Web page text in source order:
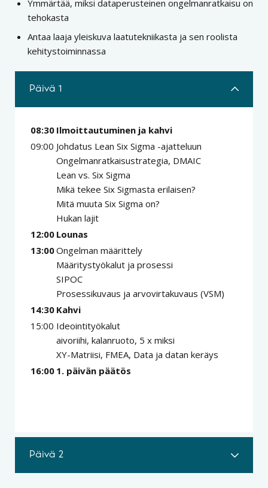
Ymmärtää, miksi dataperusteinen ongelmanratkaisu on
tehokasta
Antaa laaja yleiskuva laatutekniikasta ja sen roolista
kehitystoiminnassa
Päivä 1
08:30 Ilmoittautuminen ja kahvi
09:00 Johdatus Lean Six Sigma -ajatteluun
Ongelmanratkaisustrategia, DMAIC
Lean vs. Six Sigma
Mikä tekee Six Sigmasta erilaisen?
Mitä muuta Six Sigma on?
Hukan lajit
12:00 Lounas
13:00Ongelman määrittely
Määritystyökalut ja prosessi
SIPOC
Prosessikuvaus ja arvovirtakuvaus (VSM)
14:30 Kahvi
15:00 Ideointityökalut
aivoriihi, kalanruoto, 5 x miksi
XY-Matriisi, FMEA, Data ja datan keräys
16:00 1. päivän päätös
Päivä 2